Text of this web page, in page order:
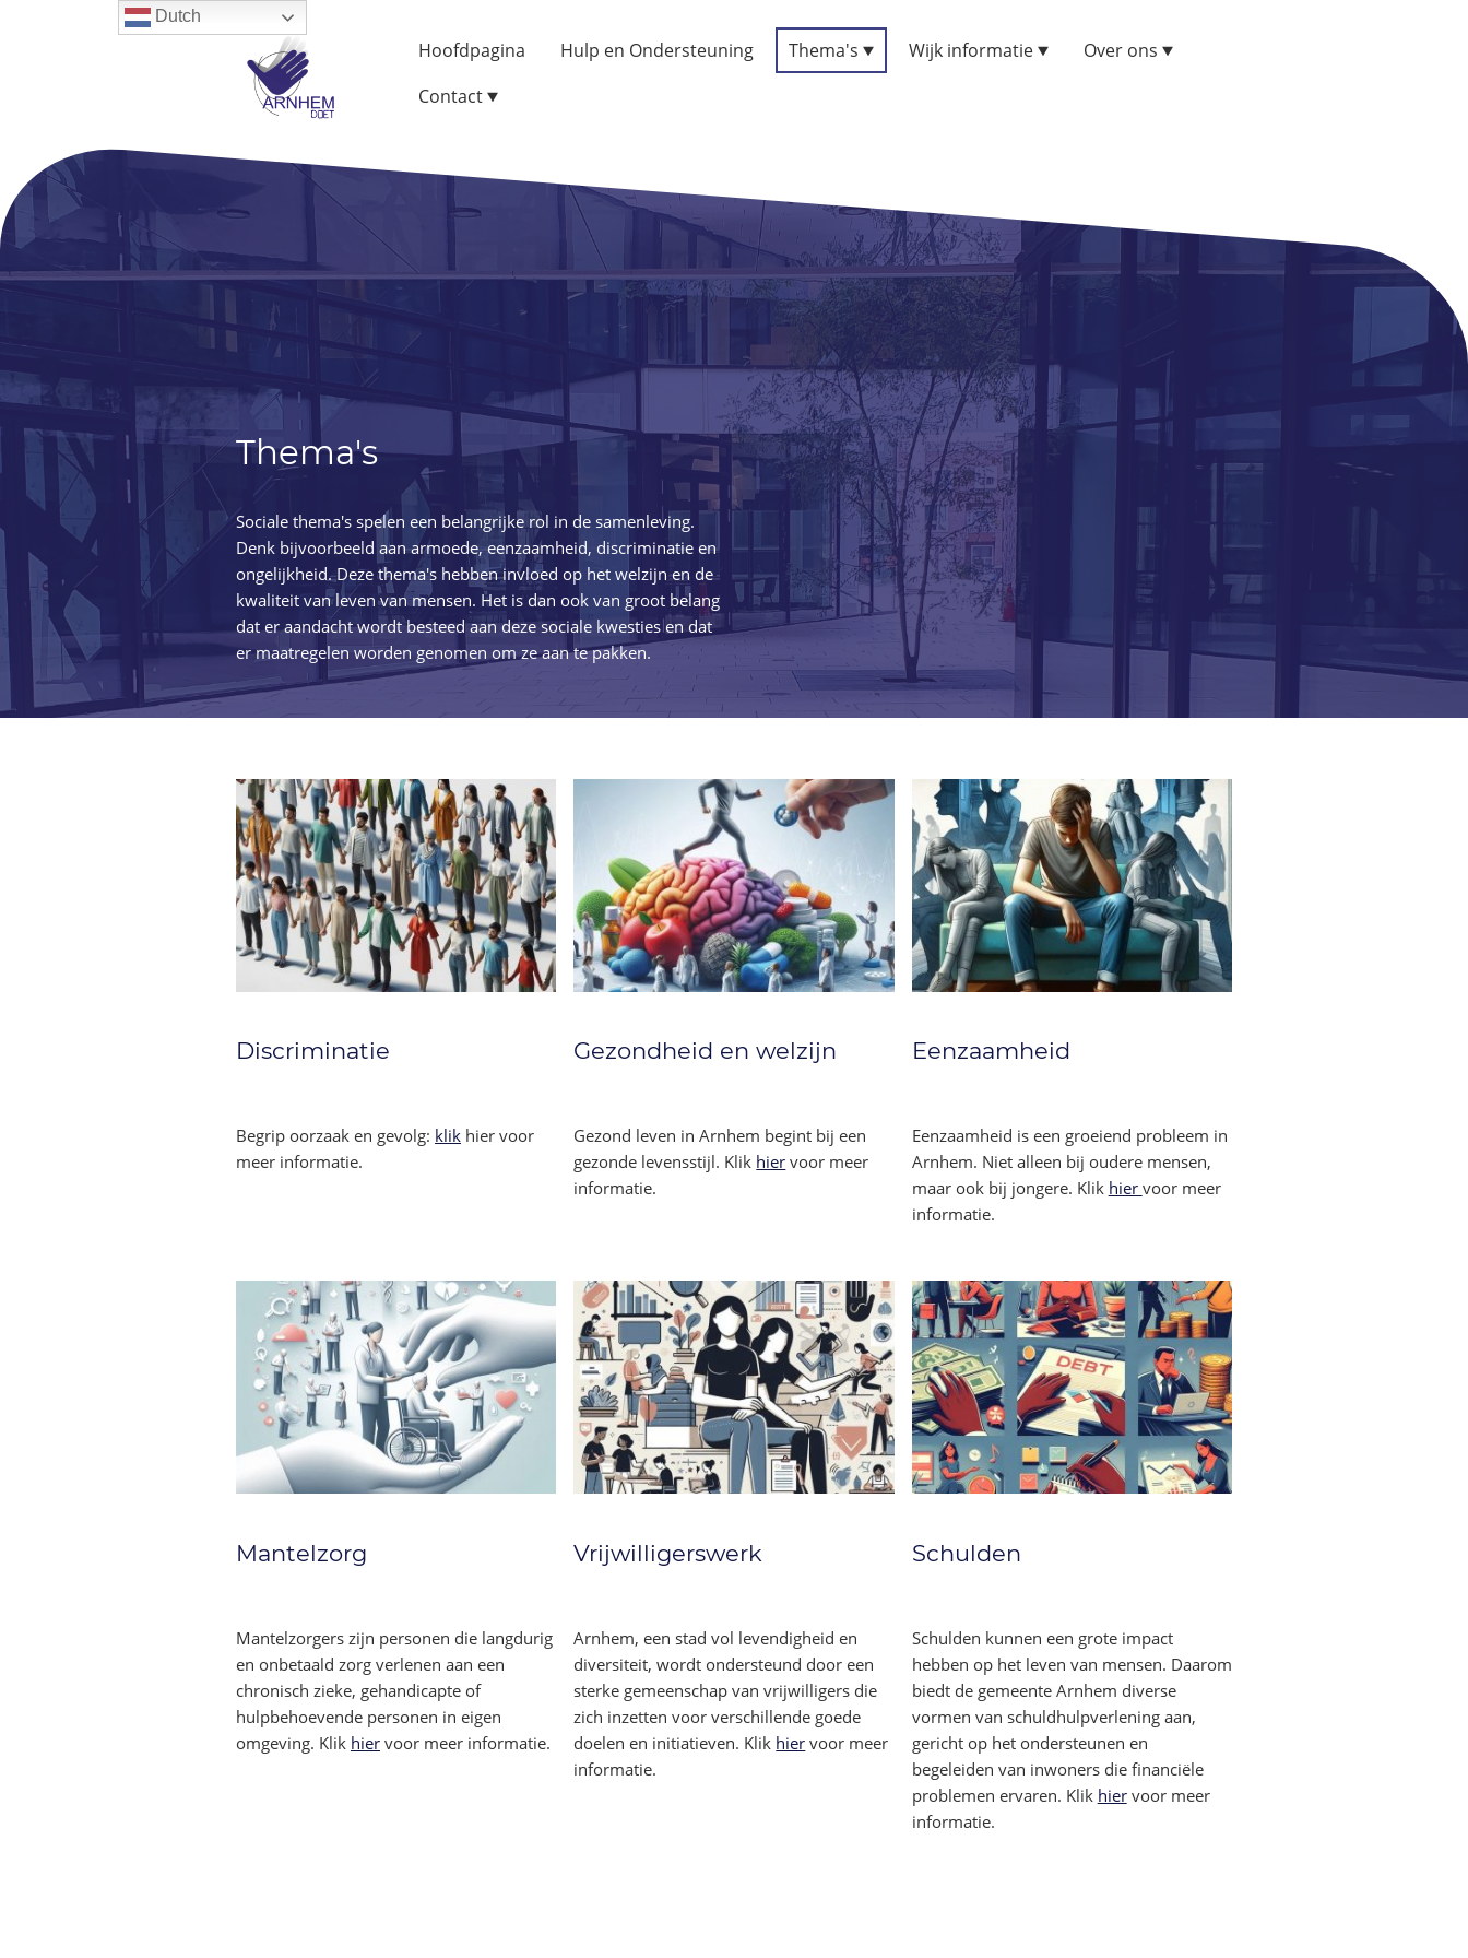
Hoofdpagina Hulp en Ondersteuning Thema's Wijk informatie
Over ons
Contact
Thema's
Sociale thema's spelen een belangrijke rol in de samenleving.
Denk bijvoorbeeld aan armoede, eenzaamheid, discriminatie en
ongelijkheid. Deze thema's hebben invloed op het welzijn en de
kwaliteit van leven van mensen. Het is dan ook van groot belang
dat er aandacht wordt besteed aan deze sociale kwesties en dat
er maatregelen worden genomen om ze aan te pakken.
Discriminatie
Begrip oorzaak en gevolg: klik hier voor
meer informatie.
Gezondheid en welzijn
Gezond leven in Arnhem begint bij een
gezonde levensstijl. Klik hier voor meer
informatie.
Eenzaamheid
Eenzaamheid is een groeiend probleem in
Arnhem. Niet alleen bij oudere mensen,
maar ook bij jongere. Klik hier voor meer
informatie.
Mantelzorg
Mantelzorgers zijn personen die langdurig
en onbetaald zorg verlenen aan een
chronisch zieke, gehandicapte of
hulpbehoevende personen in eigen
omgeving. Klik hier voor meer informatie.
Vrijwilligerswerk
Arnhem, een stad vol levendigheid en
diversiteit, wordt ondersteund door een
sterke gemeenschap van vrijwilligers die
zich inzetten voor verschillende goede
doelen en initiatieven. Klik hier voor meer
informatie.
Schulden
Schulden kunnen een grote impact
hebben op het leven van mensen. Daarom
biedt de gemeente Arnhem diverse
vormen van schuldhulpverlening aan,
gericht op het ondersteunen en
begeleiden van inwoners die financiële
problemen ervaren. Klik hiervoor meer
informatie.
Dutch